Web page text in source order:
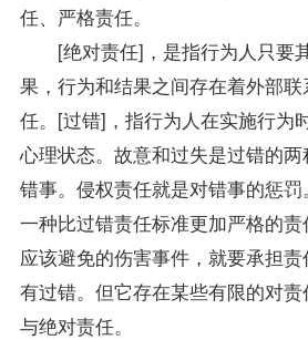
任、严格责任。
[绝对责任]，是指行为人只要
果，行为和结果之间存在着外部
任。[过错]，指行为人在实施行为
心理状态。故意和过失是过错的
错事。侵权责任就是对错事的惩
一种比过错责任标准更加严格的
应该避免的伤害事件，就要承担
有过错。但它存在某些有限的对
与绝对责任。